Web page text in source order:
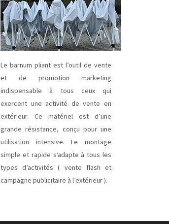
Le barnum pliant est l’outil de vente
et de promotion marketing
indispensable à tous ceux qui
exercent une activité de vente en
extérieur. Ce matériel est d’une
grande résistance, conçu pour une
utilisation intensive. Le montage
simple et rapide s‘adapte à tous les
types d’activités ( vente flash et
campagne publicitaire à l’extérieur ).